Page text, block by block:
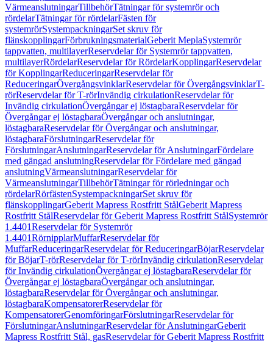
VärmeanslutningarTillbehörTätningar för systemrör och
rördelarTätningar för rördelarFästen för
systemrörSystempackningarSet skruv för
flänskopplingarFörbrukningsmaterialGeberit MeplaSystemrör
tappvatten, multilayerReservdelar för Systemrör tappvatten,
multilayerRördelarReservdelar för RördelarKopplingarReservdelar
för KopplingarReduceringarReservdelar för
ReduceringarÖvergångsvinklarReservdelar för ÖvergångsvinklarT-
rörReservdelar för T-rörInvändig cirkulationReservdelar för
Invändig cirkulationÖvergångar ej löstagbaraReservdelar för
Övergångar ej löstagbaraÖvergångar och anslutningar,
löstagbaraReservdelar för Övergångar och anslutningar,
löstagbaraFörslutningarReservdelar för
FörslutningarAnslutningarReservdelar för AnslutningarFördelare
med gängad anslutningReservdelar för Fördelare med gängad
anslutningVärmeanslutningarReservdelar för
VärmeanslutningarTillbehörTätningar för rörledningar och
rördelarRörfästenSystempackningarSet skruv för
flänskopplingarGeberit Mapress Rostfritt StålGeberit Mapress
Rostfritt StålReservdelar för Geberit Mapress Rostfritt StålSystemrör
1.4401Reservdelar för Systemrör
1.4401RörnipplarMuffarReservdelar för
MuffarReduceringarReservdelar för ReduceringarBöjarReservdelar
för BöjarT-rörReservdelar för T-rörInvändig cirkulationReservdelar
för Invändig cirkulationÖvergångar ej löstagbaraReservdelar för
Övergångar ej löstagbaraÖvergångar och anslutningar,
löstagbaraReservdelar för Övergångar och anslutningar,
löstagbaraKompensatorerReservdelar för
KompensatorerGenomföringarFörslutningarReservdelar för
FörslutningarAnslutningarReservdelar för AnslutningarGeberit
Mapress Rostfritt Stål, gasReservdelar för Geberit Mapress Rostfritt